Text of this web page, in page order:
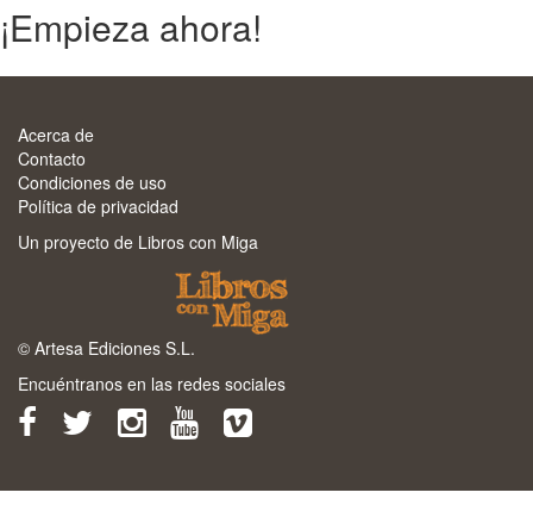
¡Empieza ahora!
Acerca de
Contacto
Condiciones de uso
Política de privacidad
Un proyecto de Libros con Miga
© Artesa Ediciones S.L.
Encuéntranos en las redes sociales